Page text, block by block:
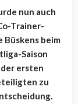
nun auch
Trainer-
beim
Saison
ersten
zu